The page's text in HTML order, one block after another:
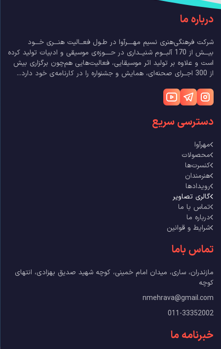
درباره ما
شرکت فرهنگی‌هنری نسیم مهــــرآوا در طـول فعــالیت هنـــری خـــود
بیـــش از 170 آلبـــوم شنیــداری در حــــوزه‌ی موسیقی و ادبیات تولید کرده
است و علاوه بر تولید اثر موسیقایی، فعالیت‌هایی هم‌چون برگزاری بیش
از 300 اجــرای صحنه‌ای، همایش و جشنواره را در کارنامه‌ی خود دارد...
دسترسی سریع
مهرآوا
محصولات
کنسرت‌ها
هنرمندان
رویدادها
گالری تصاویر
تماس با ما
درباره ما
شرایط و قوانین
تماس باما
مازندران، ساری، میدان امام خمینی، کوچه شهید صدیق بهزادی، انتهای
کوچه
nmehrava@gmail.com
011-33352002
خبرنامه ما